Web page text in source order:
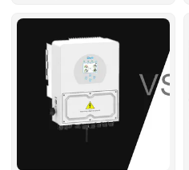
dotarł – czy to problem?